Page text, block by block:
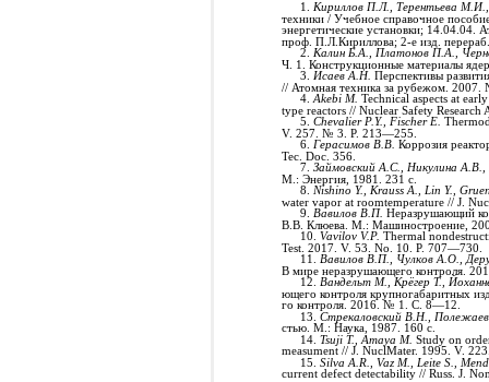
1. Кириллов П.Л., Терентьева
техники / Учебное справочное
энергетические установки; 14.04.04.
проф. П.Л.Кириллова; 2-е изд.
2. Калин Б.А., Платонов П.А.,
Ч. 1. Конструкционные материалы
3. Исаев А.Н. Перспективы
// Атомная техника за рубежом.
4.Akebi M. Technical aspects at
type reactors // Nuclear Safety
5.Chevalier P.Y., Fischer E.
V. 257. № 3. P. 213—255.
6. Герасимов В.В.Коррозия
Tec. Doc. 356.
7.Займовский А.С., Никулина
М.: Энергия, 1981. 231 с.
8. Nishino Y., Krauss A., Lin Y.,
water vapor at roomtemperature // J.
9. Вавилов В.П. Неразрушающий
В.В. Клюева. М.: Машиностроение,
10.Vavilov V.P. Thermal
Test. 2017. V. 53. No. 10. P. 707—730.
11. Вавилов В.П., Чулков А.О.,
В мире неразрушающего контроля.
12. Вандельт М., Крёгер Т.,
ющего контроля крупногабаритных
го контроля. 2016. № 1. C. 8—12.
13.Стрекаловский В.Н.,
стью. М.: Наука, 1987. 160 с.
14.Tsuji T., Amaya M.Study on
measument // J. NuclMater. 1995. V.
15.Silva A.R., Vaz M., Leite S.,
current defect detectability // Russ. J.